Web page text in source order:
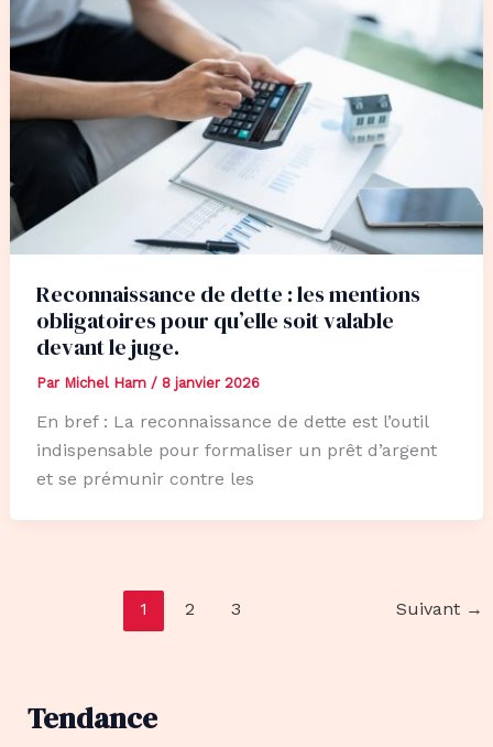
Reconnaissance de dette : les mentions
obligatoires pour qu’elle soit valable
devant le juge.
Par Michel Ham / 8 janvier 2026
En bref : La reconnaissance de dette est l’outil
indispensable pour formaliser un prêt d’argent
et se prémunir contre les
1 2 3 Suivant →
Tendance